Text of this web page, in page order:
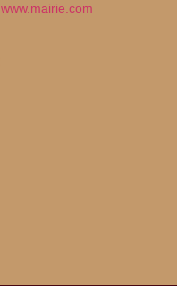
www.mairie.com